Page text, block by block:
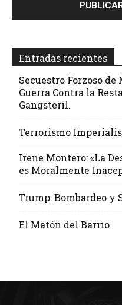
Entradas recientes
Secuestro Forzoso
Guerra Contra la
Gangsteril.
Terrorismo
Irene Montero: «La
es Moralmente
Trump: Bombardeo y
El Matón del Barrio